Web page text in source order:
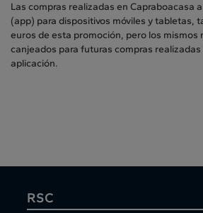
Las compras realizadas en Capraboacasa
(app) para dispositivos móviles y tabletas,
euros de esta promoción, pero los mismos
canjeados para futuras compras realizadas
aplicación.
RSC